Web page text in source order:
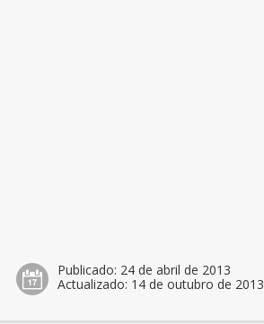
Publicado: 24 de abril de 2013
Actualizado: 14 de outubro de 2013